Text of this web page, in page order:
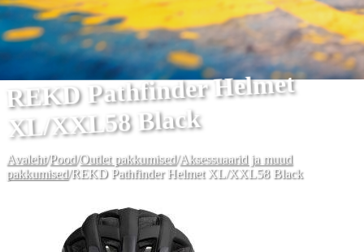
REKD Pathfinder Helmet
XL/XXL58 Black
Avaleht/Pood/Outlet pakkumised/Aksessuaarid ja muud
pakkumised/REKD Pathfinder Helmet XL/XXL58 Black